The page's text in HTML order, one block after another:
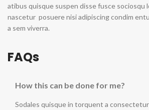
atibus quisque suspen disse fusce sociosqu
nascetur posuere nisi adipiscing condim
a sem viverra.
FAQs
How this can be done for me?
Sodales quisque in torquent a